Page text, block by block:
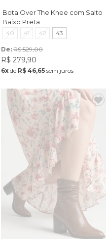
Bota Over The Knee com Salto
Baixo Preta
40 41 42 43
De: R$ 529,00
R$ 279,90
6xde R$ 46,65sem juros